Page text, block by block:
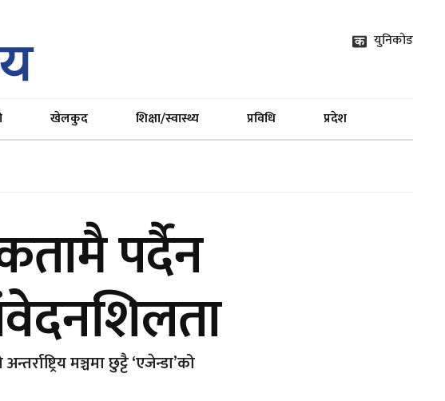
युनिकोड
खेलकुद शिक्षा/स्वास्थ्य प्रविधि प्रदेश
पर्दैन
मञ्चमा छुट्टै ‘एजेन्डा’को